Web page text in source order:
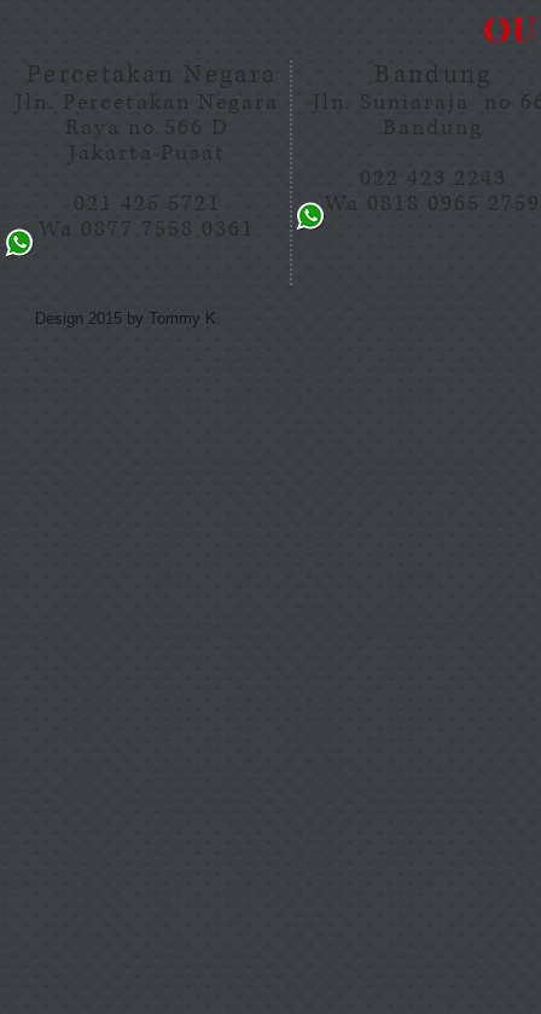
Percetakan Negara
Jln. Percetakan Negara
Raya no 566 D
Jakarta Pusat
021 425 5721
Wa 0877 7558 0361
Bandung
Jln. Suniaraja no
Bandung
022 423 2243
Wa 0818 0965 2759
Design 2015 by Tommy K.